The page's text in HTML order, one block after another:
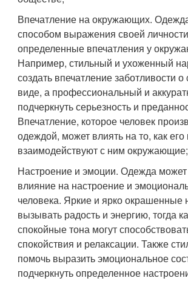
Впечатление на окружающих.
способом выражения своей
определенные впечатления у
Например, стильный и ухоженный
создать впечатление заботливости
виде, а профессиональный и
подчеркнуть серьезность и
Впечатление, которое человек
одеждой, может влиять на то, как
взаимодействуют с ним окружающие;
Настроение и эмоции. Одежда может
влияние на настроение и
человека. Яркие и ярко окрашенные
вызывать радость и энергию, тогда
спокойные тона могут
спокойствия и релаксации. Также
помочь выразить эмоциональное
подчеркнуть определенное